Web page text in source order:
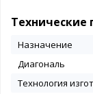
Технические
Назначение
Диагональ
Технология